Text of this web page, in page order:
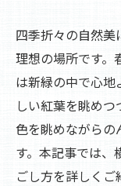
四季折々の自然
理想の場所です。
は新緑の中で心
しい紅葉を眺め
色を眺めながらの
す。本記事では、
ごし方を詳しくご